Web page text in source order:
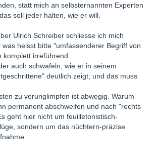
statt mich an selbsternannten Experten
soll jeder halten, wie er will.
Ulrich Schreiber schliesse ich mich
heisst bitte "umfassenderer Begriff von
komplett irreführend.
auch schwafeln, wie er in seinem
deutlich zeigt; und das muss
zu verunglimpfen ist abwegig. Warum
permanent abschweifen und nach "rechts
geht hier nicht um feuilletonistisch-
sondern um das nüchtern-präzise